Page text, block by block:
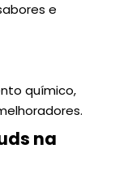
e
químico,
na